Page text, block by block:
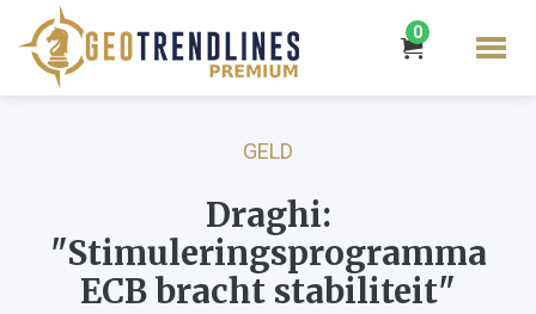
0
GELD
Draghi:
"Stimuleringsprogramma
ECB bracht stabiliteit"